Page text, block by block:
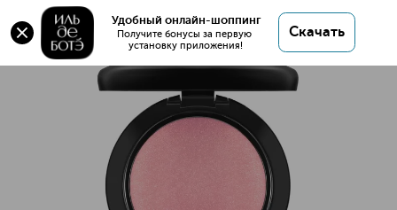
Удобный онлайн-шоппинг
Получите бонусы за первую
установку приложения!
Скачать
Оригинал 💯 MINERALIZE BLUSH Румяна для лица
купить в интернет магазине ИЛЬ ДЕ БОТЭ с
доставкой.
MINERALIZE BLUSH Румяна для лица
Характеристики